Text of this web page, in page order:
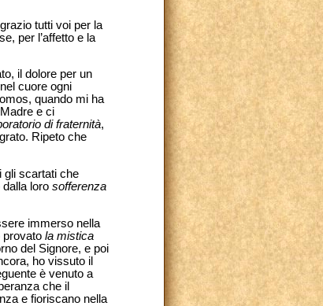
tutti voi per la
per l’affetto e la
il dolore per un
cuore ogni
quando mi ha
e ci
di fraternità,
Ripeto che
gli scartati che
loro sofferenza
immerso nella
provato la mistica
del Signore, e poi
ho vissuto il
è venuto a
che il
e fioriscano nella